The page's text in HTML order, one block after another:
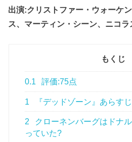
出演:クリストファー・ウォーケ
ス、マーティン・シーン、ニコ
もくじ
0.1 評価:75点
1 『デッドゾーン』あらすじ
2
クローネンバーグはドナ
っていた?